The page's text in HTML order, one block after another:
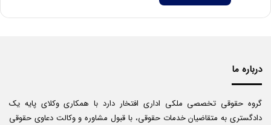
درباره ما
گروه حقوقی تخصصی ملکی اداری افتخار دارد با همکاری وکلای پایه یک
دادگستری به متقاضیان خدمات حقوقی، با قبول مشاوره و وکالت دعاوی حقوقی